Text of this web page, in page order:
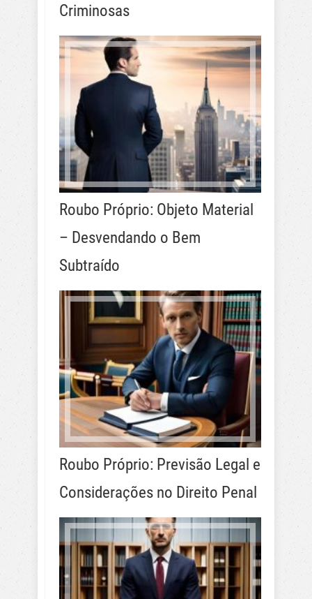
Criminosas
Roubo Próprio: Objeto Material
– Desvendando o Bem
Subtraído
Roubo Próprio: Previsão Legal e
Considerações no Direito Penal